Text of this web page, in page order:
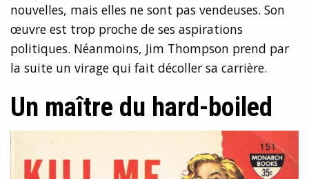
nouvelles, mais elles ne sont pas vendeuses. Son
œuvre est trop proche de ses aspirations
politiques. Néanmoins, Jim Thompson prend par
la suite un virage qui fait décoller sa carrière.
Un maître du hard-boiled